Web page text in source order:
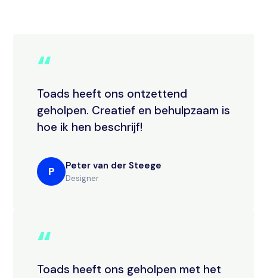
“
Toads heeft ons ontzettend
geholpen. Creatief en behulpzaam is
hoe ik hen beschrijf!
P Peter van der Steege
Designer
“
Toads heeft ons geholpen met het